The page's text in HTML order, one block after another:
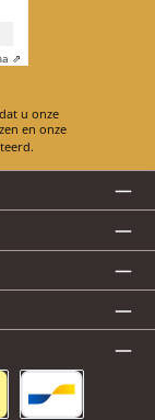
⇗
Door doorgaan te selecteren, bevestigt u dat u onze
hebt gelezen en onze